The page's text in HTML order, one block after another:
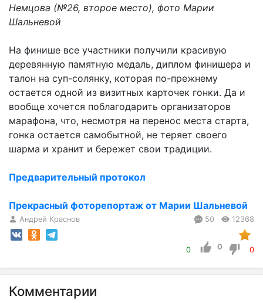
Немцова (№26, второе место), фото Марии
Шальневой
На финише все участники получили красивую
деревянную памятную медаль, диплом финишера и
талон на суп-солянку, которая по-прежнему
остается одной из визитных карточек гонки. Да и
вообще хочется поблагодарить организаторов
марафона, что, несмотря на перенос места старта,
гонка остается самобытной, не теряет своего
шарма и хранит и бережет свои традиции.
Предварительный протокол
Прекрасный фоторепортаж от Марии Шальневой
Андрей Краснов 50 12368
0 0 0
Комментарии